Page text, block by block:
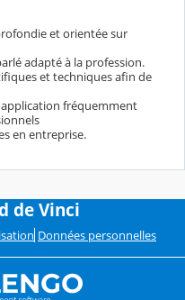
et orientée sur
adapté à la profession.
et techniques afin de
application fréquemment
en entreprise.
de Vinci
Données personnelles